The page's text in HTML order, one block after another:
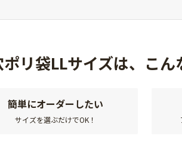
リ袋LLサイズは、 こん
簡単にオーダーしたい
サイズを選ぶだけでOK！